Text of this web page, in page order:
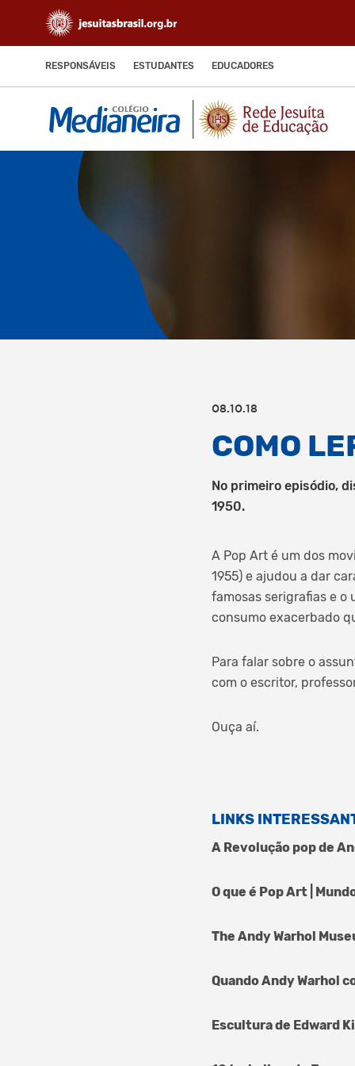
RESPONSÁVEIS ESTUDANTES EDUCADORES
08.10.18
COMO
No primeiro episódio,
1950.
A Pop Art é um dos
1955) e ajudou a dar
famosas serigrafias e o
consumo exacerbado
Para falar sobre o
com o escritor,
Ouça aí.
LINKS
A Revolução pop de
O que é Pop Art |
The Andy Warhol
Quando Andy Warhol
Escultura de Edward